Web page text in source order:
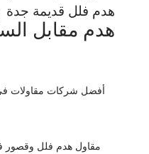
هدم فلل قديمة جدة
هدم مقابل
أفضل شركات مقاولات
مقاول هدم فلل وقصور